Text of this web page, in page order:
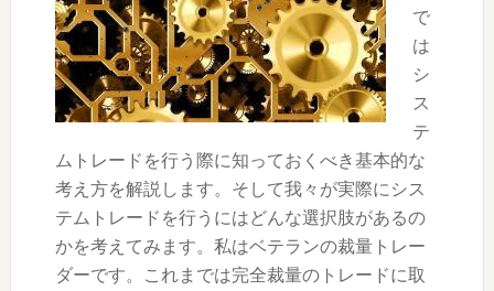
で
は
シ
ス
テ
ムトレードを行う際に知っておくべき基本的な
考え方を解説します。そして我々が実際にシス
テムトレードを行うにはどんな選択肢があるの
かを考えてみます。私はベテランの裁量トレー
ダーです。これまでは完全裁量のトレードに取